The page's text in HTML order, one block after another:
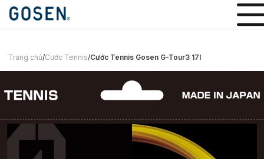
Trang chủ/Cước Tennis/Cước Tennis Gosen G-Tour3 17l